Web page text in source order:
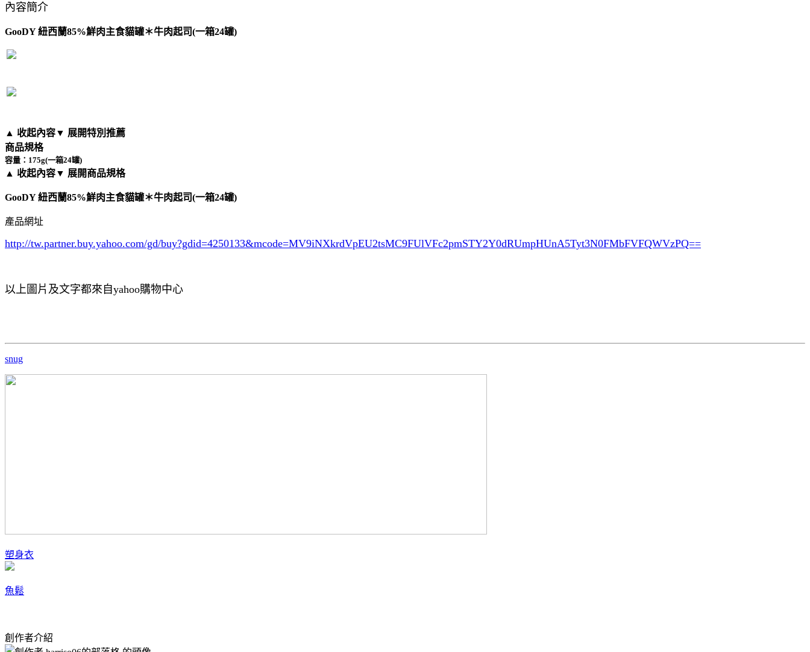
內容簡介
GooDY 紐西蘭85%鮮肉主食貓罐＊牛肉起司(一箱24罐)
▲ 收起內容▼ 展開特別推薦
商品規格
容量：175g(一箱24罐)
▲ 收起內容▼ 展開商品規格
GooDY 紐西蘭85%鮮肉主食貓罐＊牛肉起司(一箱24罐)
產品網址
http://tw.partner.buy.yahoo.com/gd/buy?gdid=4250133&mcode=MV9iNXkrdVpEU2tsMC9FUlVFc2pmSTY2Y0dRUmpHUnA5Tyt3N0FMbFVFQWVzPQ==
以上圖片及文字都來自yahoo購物中心
snug
塑身衣
魚鬆
創作者介紹